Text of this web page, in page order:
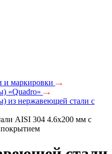
и маркировки
«Quadro»
из нержавеющей стали с
AISI 304 4.6x200 мм с